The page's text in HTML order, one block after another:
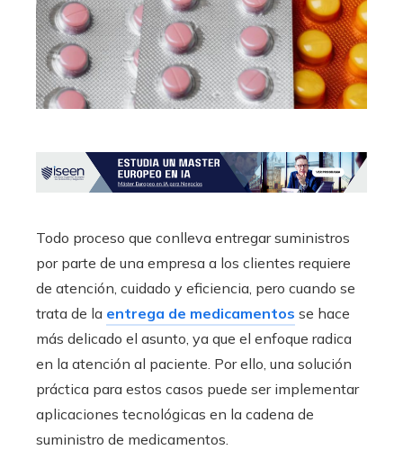
Todo proceso que conlleva entregar suministros
por parte de una empresa a los clientes requiere
de atención, cuidado y eficiencia, pero cuando se
trata de la entrega de medicamentos se hace
más delicado el asunto, ya que el enfoque radica
en la atención al paciente. Por ello, una solución
práctica para estos casos puede ser implementar
aplicaciones tecnológicas en la cadena de
suministro de medicamentos.